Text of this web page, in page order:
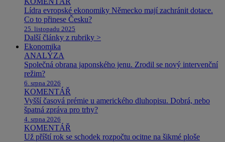
Lídra evropské ekonomiky Německo mají zachránit dotace.
Co to přinese Česku?
25. listopadu 2025
Další články z rubriky >
Ekonomika
ANALÝZA
Společná obrana japonského jenu. Zrodil se nový intervenční
režim?
6. srpna 2026
KOMENTÁŘ
Vyšší časová prémie u amerického dluhopisu. Dobrá, nebo
špatná zpráva pro trhy?
4. srpna 2026
KOMENTÁŘ
Už příští rok se schodek rozpočtu ocitne na šikmé ploše